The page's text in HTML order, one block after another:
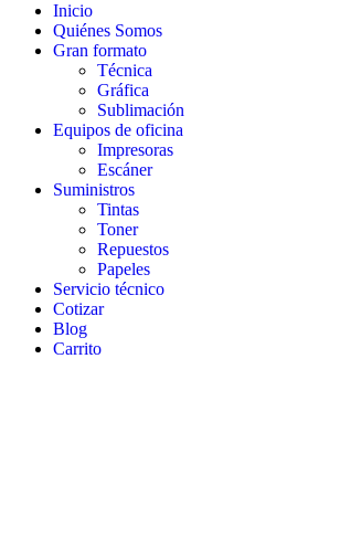
Inicio
Quiénes Somos
Gran formato
Técnica
Gráfica
Sublimación
Equipos de oficina
Impresoras
Escáner
Suministros
Tintas
Toner
Repuestos
Papeles
Servicio técnico
Cotizar
Blog
Carrito